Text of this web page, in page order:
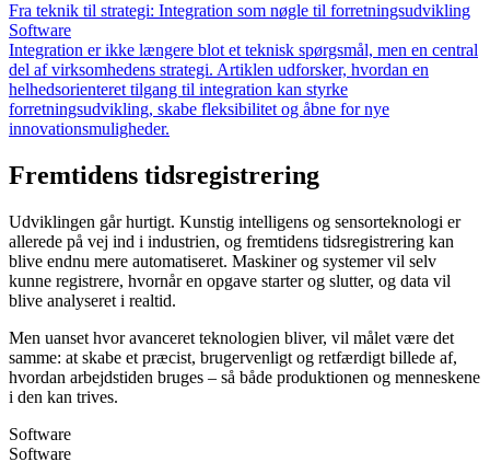
Fra teknik til strategi: Integration som nøgle til forretningsudvikling
Software
Integration er ikke længere blot et teknisk spørgsmål, men en central
del af virksomhedens strategi. Artiklen udforsker, hvordan en
helhedsorienteret tilgang til integration kan styrke
forretningsudvikling, skabe fleksibilitet og åbne for nye
innovationsmuligheder.
Fremtidens tidsregistrering
Udviklingen går hurtigt. Kunstig intelligens og sensorteknologi er
allerede på vej ind i industrien, og fremtidens tidsregistrering kan
blive endnu mere automatiseret. Maskiner og systemer vil selv
kunne registrere, hvornår en opgave starter og slutter, og data vil
blive analyseret i realtid.
Men uanset hvor avanceret teknologien bliver, vil målet være det
samme: at skabe et præcist, brugervenligt og retfærdigt billede af,
hvordan arbejdstiden bruges – så både produktionen og menneskene
i den kan trives.
Software
Software